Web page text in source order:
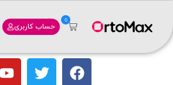
0
حساب کاربری